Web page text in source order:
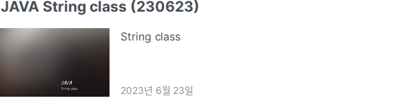
JAVA String class (230623)
String class
2023년 6월 23일